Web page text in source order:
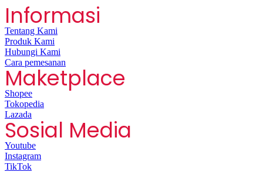
Informasi
Tentang Kami
Produk Kami
Hubungi Kami
Cara pemesanan
Maketplace
Shopee
Tokopedia
Lazada
Sosial Media
Youtube
Instagram
TikTok